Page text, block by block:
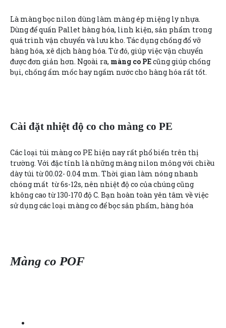
Là màng bọc nilon dùng làm màng ép miệng ly nhựa.
Dùng để quấn Pallet hàng hóa, linh kiện, sản phẩm trong
quá trình vận chuyển và lưu kho. Tác dụng chống đổ vỡ
hàng hóa, xê dịch hàng hóa. Từ đó, giúp việc vận chuyển
được đơn giản hơn. Ngoài ra, màng co PEcũng giúp chống
bụi, chống ẩm mốc hay ngấm nước cho hàng hóa rất tốt.
Cài đặt nhiệt độ co cho màng co PE
Các loại túi màng co PE hiện nay rất phổ biến trên thị
trường. Với đặc tính là những màng nilon mỏng với chiều
dày túi từ 00.02- 0.04 mm. Thời gian làm nóng nhanh
chóng mất từ 6s-12s, nên nhiệt độ co của chúng cũng
không cao từ 130-170 độ C. Bạn hoàn toàn yên tâm về việc
sử dụng các loại màng co để bọc sản phẩm, hàng hóa
Màng co POF